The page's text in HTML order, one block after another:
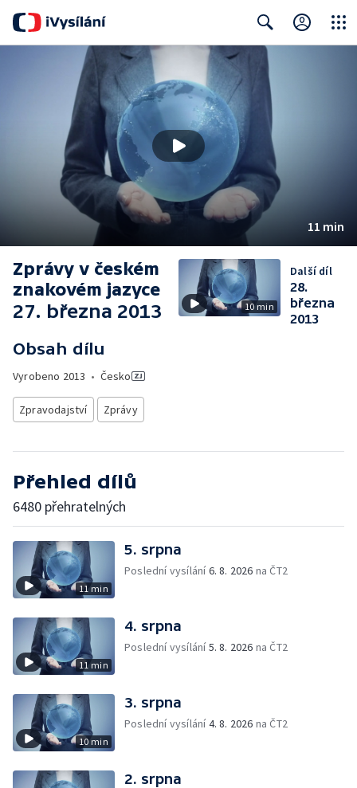
Search
11 min
Zprávy v českém
znakovém jazyce
27. března 2013
Obsah dílu
Vyrobeno 2013 • Česko
Zpravodajství Zprávy
10 min
Další díl
28.
března
2013
Přehled dílů
6480 přehratelných
11 min
5. srpna
Poslední vysílání6. 8. 2026 na ČT2
11 min
4. srpna
Poslední vysílání5. 8. 2026 na ČT2
10 min
3. srpna
Poslední vysílání4. 8. 2026 na ČT2
2. srpna